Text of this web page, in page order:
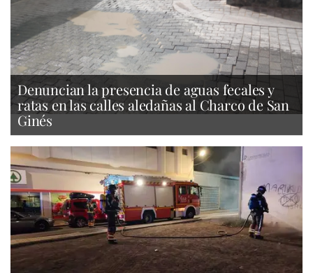
Denuncian la presencia de aguas fecales y
ratas en las calles aledañas al Charco de San
Ginés